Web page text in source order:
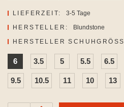
LIEFERZEIT:
3-5 Tage
HERSTELLER:
Blundstone
HERSTELLER SCHUHGRÖSSE
6 3.5 5 5.5 6.5
9.5 10.5 11 10 13